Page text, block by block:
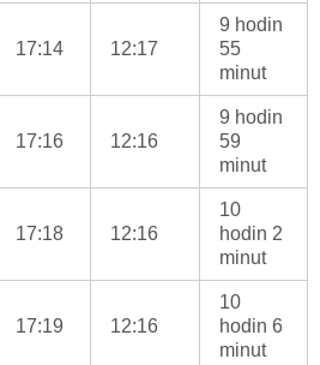
17:14 12:17
9 hodin
55
minut
17:16 12:16
9 hodin
59
minut
17:18 12:16
10
hodin 2
minut
17:19 12:16
10
hodin 6
minut